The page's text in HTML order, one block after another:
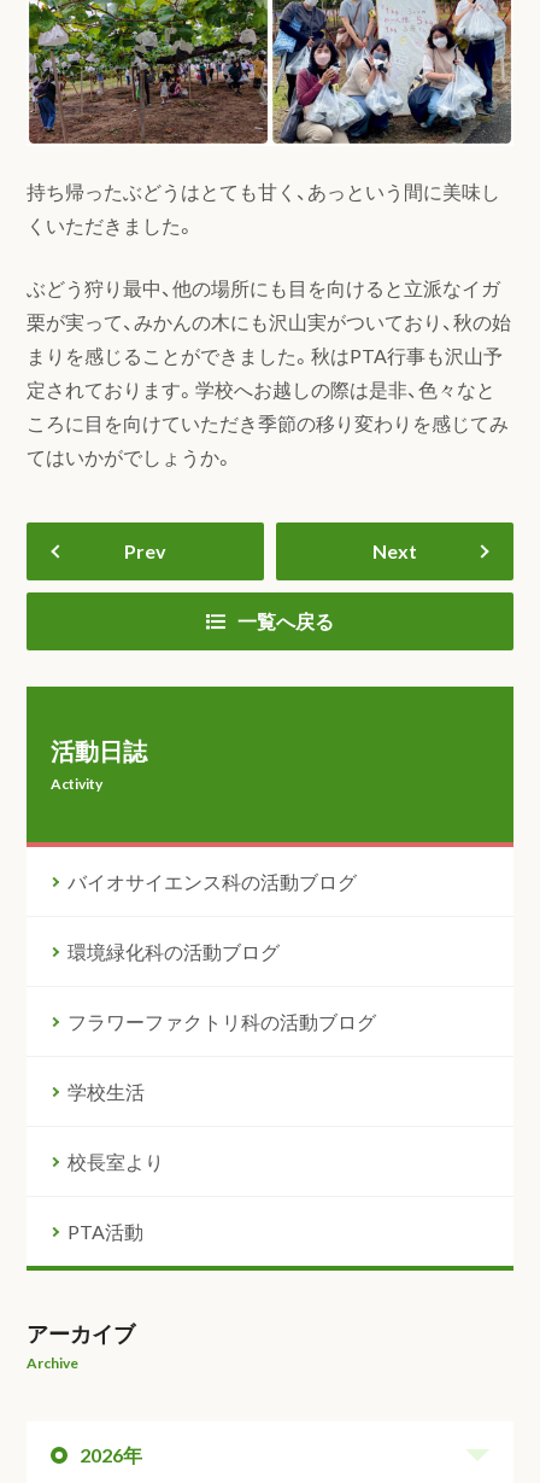
持ち帰ったぶどうはとても甘く、あっという間に美味し
くいただきました。
ぶどう狩り最中、他の場所にも目を向けると立派なイガ
栗が実って、みかんの木にも沢山実がついており、秋の始
まりを感じることができました。秋はPTA行事も沢山予
定されております。学校へお越しの際は是非、色々なと
ころに目を向けていただき季節の移り変わりを感じてみ
てはいかがでしょうか。
Prev Next
一覧へ戻る
活動日誌
Activity
バイオサイエンス科の活動ブログ
環境緑化科の活動ブログ
フラワーファクトリ科の活動ブログ
学校生活
校長室より
PTA活動
アーカイブ
Archive
2026年